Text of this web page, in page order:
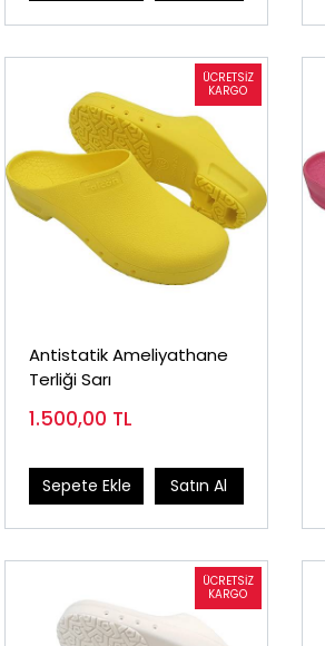
Antistatik Ameliyathane
Terliği Sarı
1.500,00 TL
Sepete Ekle Satın Al